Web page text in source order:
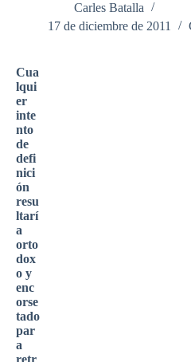
Carles Batalla
17 de diciembre de 2011
Cua
lqui
er
inte
nto
de
defi
nici
ón
resu
ltarí
a
orto
dox
o y
enc
orse
tado
par
a